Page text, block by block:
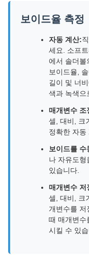
보이드율 측정
자동 계산:
세요. 소프
에서 솔더볼
보이드율,
길이 및 너
색과 녹색으
매개변수 조
셀, 대비, 크
정확한 자동
보이드를 수
나 자유도형
있습니다.
매개변수 저
셀, 대비, 크
개변수를 저
때 매개변수
시킬 수 있습